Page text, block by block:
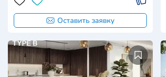
Оставить заявку